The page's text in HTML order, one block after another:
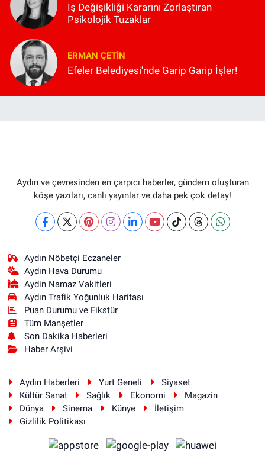
İş Değişikliği Kararını Zorlaştıran
Psikolojik Tuzaklar
ERMAN ÇETIN
Efeler Belediyesi'nde Garip Garip İşler!
Aydın ve çevresinden en çarpıcı haberler, gündem oluşturan
köşe yazıları, canlı yayınlar ve daha pek çok detay!
Aydın Nöbetçi Eczaneler
Aydın Hava Durumu
Aydin Namaz Vakitleri
Aydın Trafik Yoğunluk Haritası
Puan Durumu ve Fikstür
Tüm Manşetler
Son Dakika Haberleri
Haber Arşivi
Aydın Haberleri Yurt Geneli
Siyaset
Kültür Sanat
Sağlık Ekonomi
Magazin
Dünya
Sinema Künye
İletişim
Gizlilik Politikası